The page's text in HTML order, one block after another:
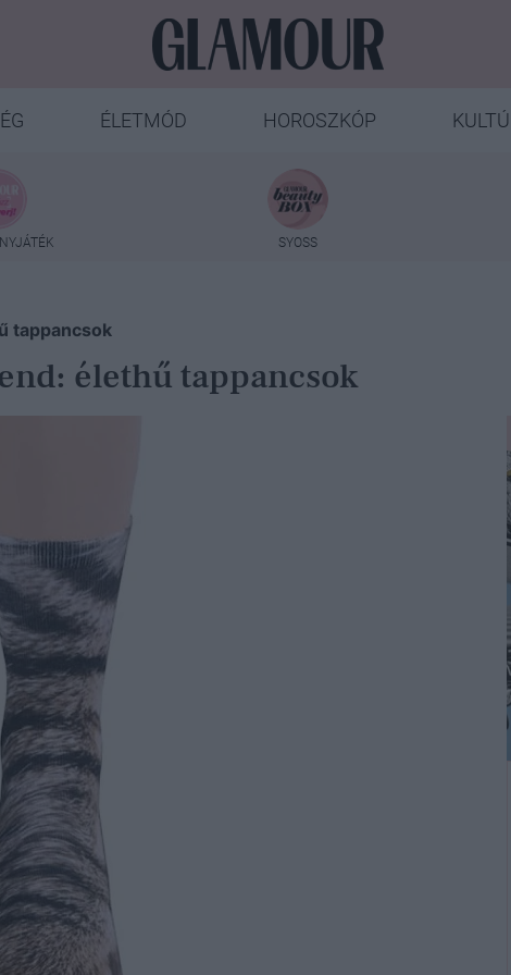
ÉLETMÓD HOROSZKÓP
SYOSS
tappancsok
élethű tappancsok